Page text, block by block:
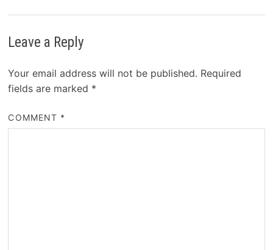
Leave a Reply
Your email address will not be published. Required
fields are marked *
COMMENT *